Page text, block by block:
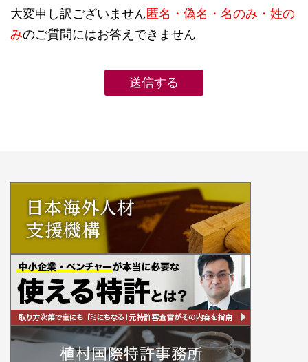
大変申し訳ございません匿名・偽名・名のみ・姓の
みのご質問にはお答えできません